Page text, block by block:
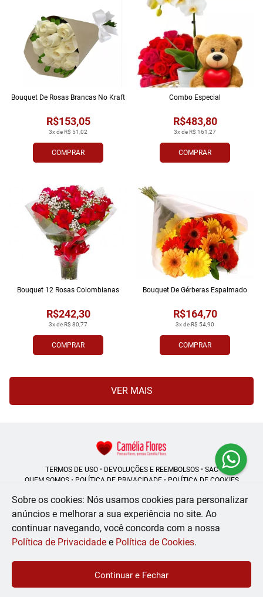
COMPRAR
3x de R$ 51,02
R$153,05
Bouquet De Rosas Brancas No Kraft
COMPRAR
3x de R$ 161,27
R$483,80
Combo Especial
COMPRAR
3x de R$ 80,77
R$242,30
Bouquet 12 Rosas Colombianas
COMPRAR
3x de R$ 54,90
R$164,70
Bouquet De Gérberas Espalmado
VER MAIS
TERMOS DE USO• DEVOLUÇÕES E REEMBOLSOS• SAC
QUEM SOMOS• POLÍTICA DE PRIVACIDADE• POLÍTICA DE COOKIES
Camélia Flores | CNPJ: 08.250.956/0001-53
Rua do Rosário - 164, Centro - Rio de Janeiro - RJ - 20041-002
© 2024-2026 - Todos os direitos reservados - Desenvolvido por
Sobre os cookies: Nós usamos cookies para personalizar
anúncios e melhorar a sua experiência no site. Ao
continuar navegando, você concorda com a nossa
Política de Privacidade e Política de Cookies.
Continuar e Fechar